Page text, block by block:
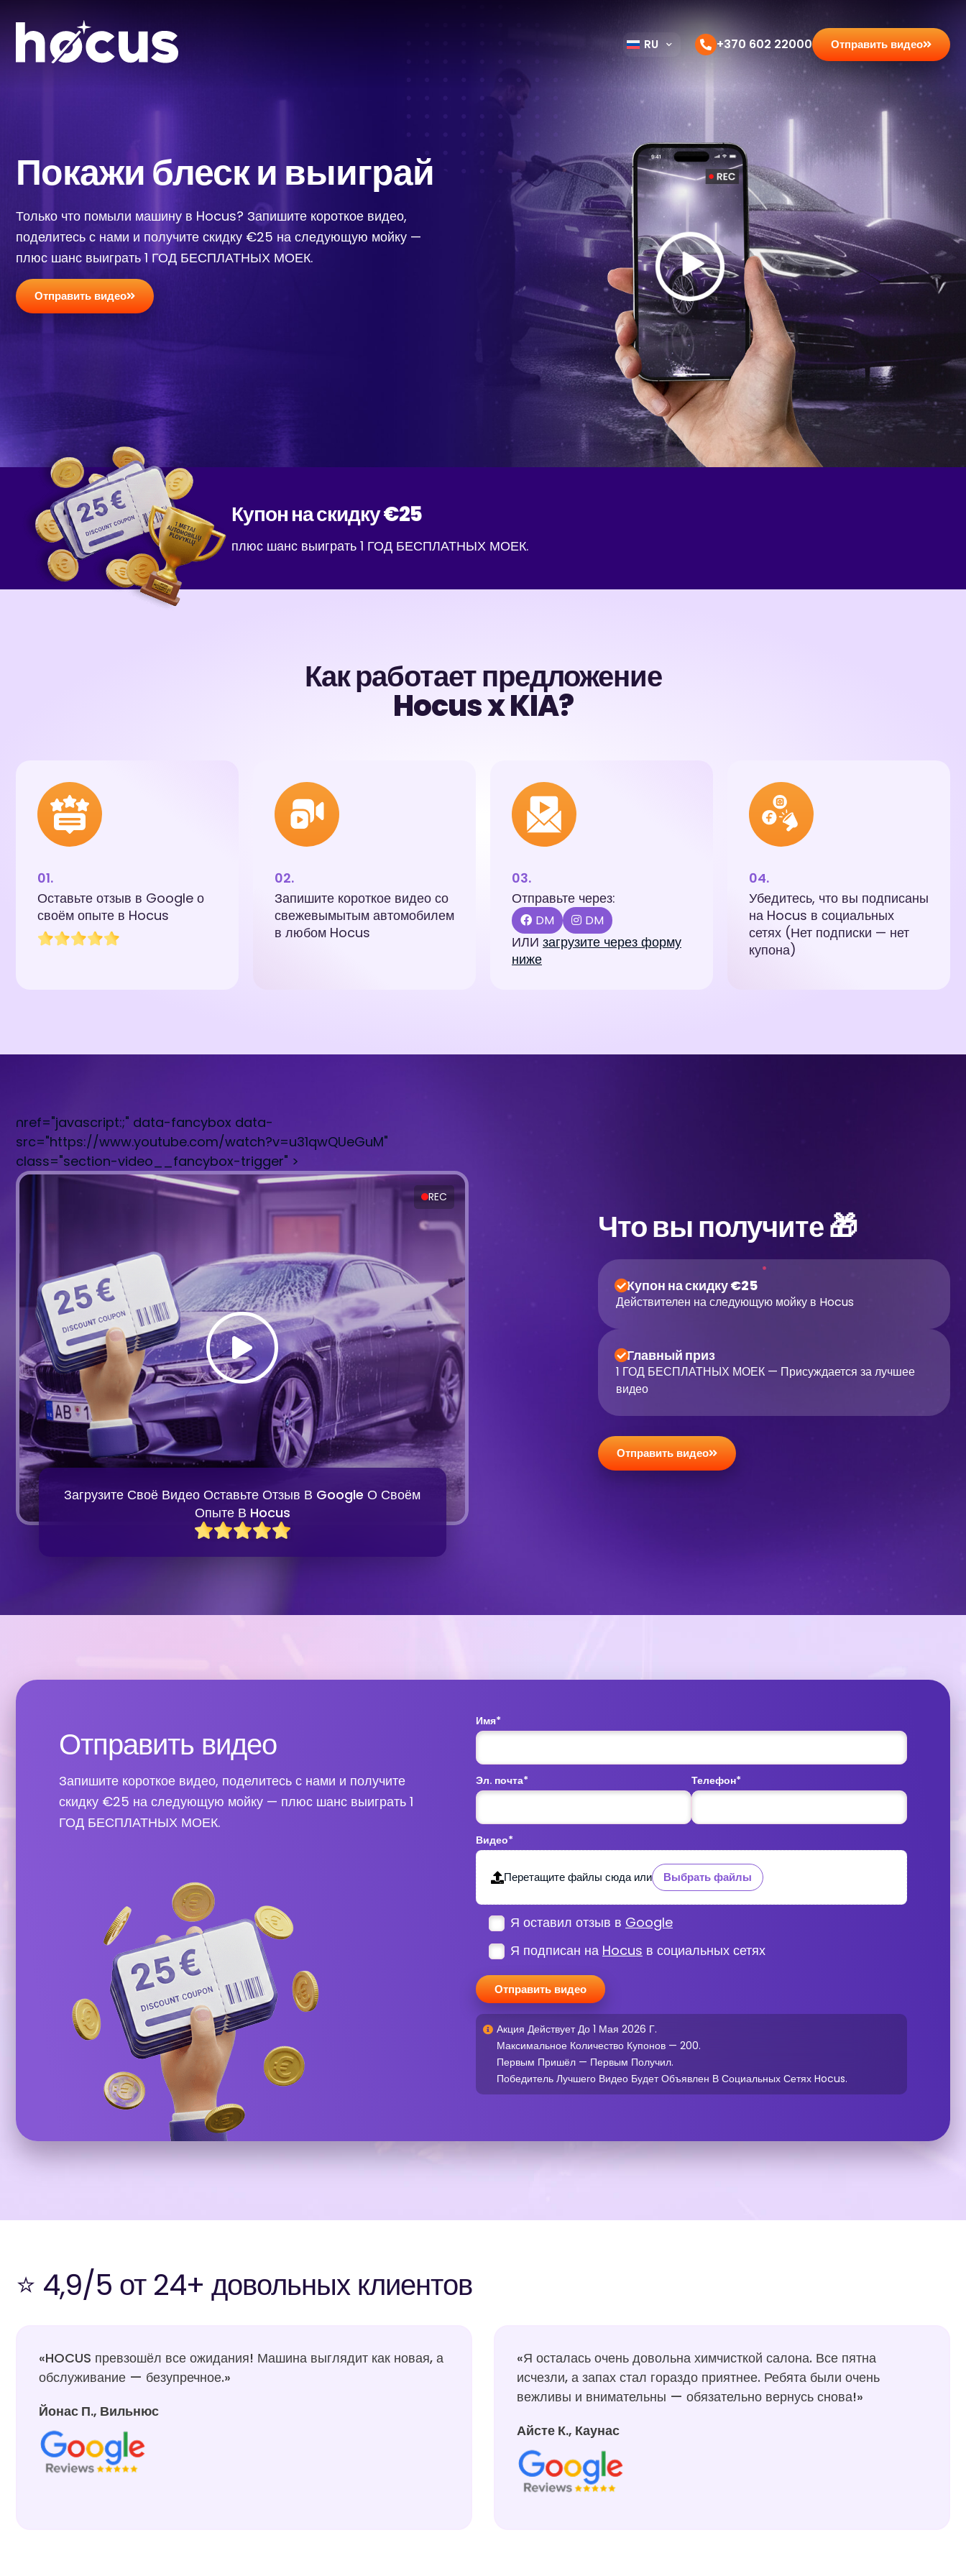
RU +370 602 22000 Отправить видео
Покажи блеск и выиграй
Только что помыли машину в Hocus? Запишите короткое видео,
поделитесь с нами и получите скидку €25 на следующую мойку —
плюс шанс выиграть 1 ГОД БЕСПЛАТНЫХ МОЕК.
Отправить видео
Купон на скидку €25
плюс шанс выиграть 1 ГОД БЕСПЛАТНЫХ МОЕК.
Как работает предложение
Hocus x KIA?
Оставьте отзыв в Google о
своём опыте в Hocus
Запишите короткое видео со
свежевымытым автомобилем
в любом Hocus
Отправьте через:
DM DM
ИЛИ загрузите через форму
ниже
Убедитесь, что вы подписаны
на Hocus в социальных
сетях (Нет подписки — нет
купона)
href="javascript:;" data-fancybox data-
src="https://www.youtube.com/watch?v=u31qwQUeGuM"
class="section-video__fancybox-trigger" >
REC
Загрузите Своё Видео Оставьте Отзыв В Google О Своём
Опыте В Hocus
Что вы получите 🎁
Купон на скидку €25
Действителен на следующую мойку в Hocus
Главный приз
1 ГОД БЕСПЛАТНЫХ МОЕК — Присуждается за лучшее
видео
Отправить видео
Отправить видео
Запишите короткое видео, поделитесь с нами и получите
скидку €25 на следующую мойку — плюс шанс выиграть 1
ГОД БЕСПЛАТНЫХ МОЕК.
Имя*
Эл. почта* Телефон*
Видео*
Перетащите файлы сюда или Выбрать файлы
Текст для поля Файл
Выбрать файл
Я оставил отзыв в Google
Я подписан на Hocus в социальных сетях
Акция Действует До 1 Мая 2026 Г.
Максимальное Количество Купонов — 200.
Первым Пришёл — Первым Получил.
Победитель Лучшего Видео Будет Объявлен В Социальных Сетях Hocus.
⭐ 4,9/5 от 24+ довольных клиентов
«HOCUS превзошёл все ожидания! Машина выглядит как новая, а
обслуживание — безупречное.»
Йонас П., Вильнюс
«Я осталась очень довольна химчисткой салона. Все пятна
исчезли, а запах стал гораздо приятнее. Ребята были очень
вежливы и внимательны — обязательно вернусь снова!»
Айсте К., Каунас